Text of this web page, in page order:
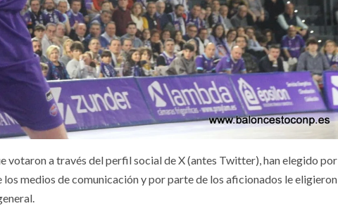
votaron a través del perfil social de X (antes Twitter), han elegido por
medios de comunicación y por parte de los aficionados le eligieron